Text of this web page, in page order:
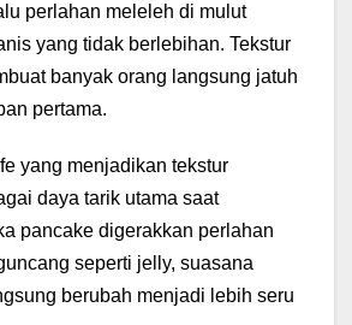
perlahan meleleh di mulut
yang tidak berlebihan. Tekstur
banyak orang langsung jatuh
pertama.
yang menjadikan tekstur
daya tarik utama saat
pancake digerakkan perlahan
seperti jelly, suasana
berubah menjadi lebih seru